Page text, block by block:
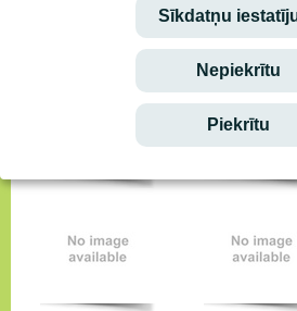
Sīkdatņu
Nepiekrītu
Piekrītu